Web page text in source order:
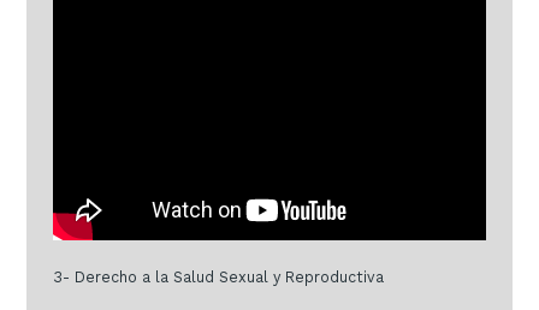
3- Derecho a la Salud Sexual y Reproductiva